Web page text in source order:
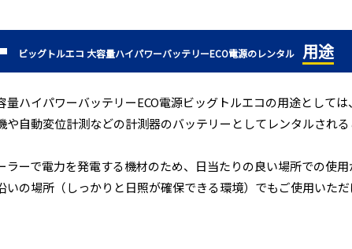
ビッグトルエコ 大容量ハイパワーバッテリーECO電源のレンタル 用途
量ハイパワーバッテリーECO電源ビッグトルエコの用途として
や自動変位計測などの計測器のバッテリーとしてレンタルされる
ラーで電力を発電する機材のため、日当たりの良い場所での使
いの場所（しっかりと日照が確保できる環境）でもご使用いただ